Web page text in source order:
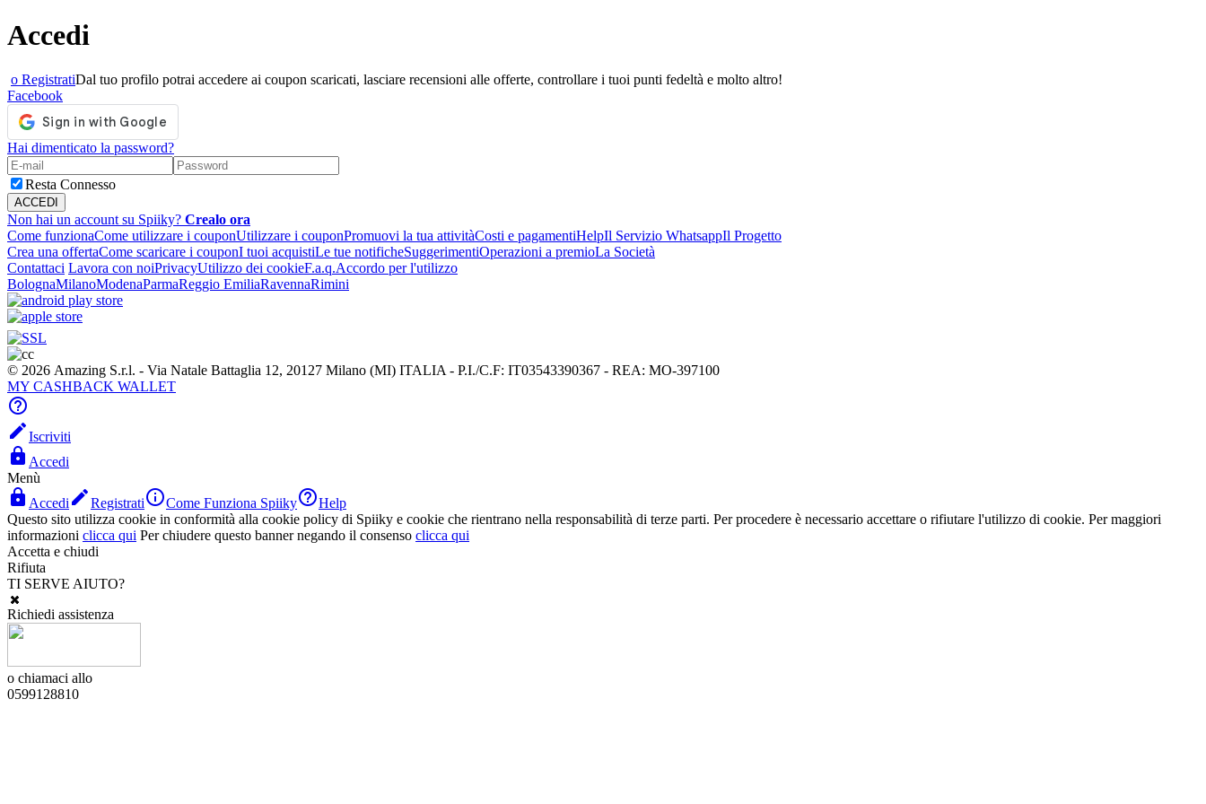
Accedi
o RegistratiDal tuo profilo potrai accedere ai coupon scaricati, lasciare recensioni alle offerte, controllare i tuoi punti fedeltà e molto altro!
Facebook
Hai dimenticato la password?
Resta Connesso
Non hai un account su Spiiky? Crealo ora
Come funzionaCome utilizzare i couponUtilizzare i couponPromuovi la tua attivitàCosti e pagamentiHelpIl Servizio WhatsappIl Progetto
Crea una offertaCome scaricare i couponI tuoi acquistiLe tue notificheSuggerimentiOperazioni a premioLa Società
Contattaci Lavora con noiPrivacyUtilizzo dei cookieF.a.q.Accordo per l'utilizzo
BolognaMilanoModenaParmaReggio EmiliaRavennaRimini
© 2026 Amazing S.r.l. - Via Natale Battaglia 12, 20127 Milano (MI) ITALIA - P.I./C.F: IT03543390367 - REA: MO-397100
MY CASHBACK WALLET

Iscriviti
 Accedi
Menù
 Accedi RegistratiCome Funziona SpiikyHelp
Questo sito utilizza cookie in conformità alla cookie policy di Spiiky e cookie che rientrano nella responsabilità di terze parti. Per procedere è necessario accettare o rifiutare l'utilizzo di cookie. Per maggiori
informazioni clicca qui Per chiudere questo banner negando il consenso clicca qui
Accetta e chiudi
Rifiuta
TI SERVE AIUTO?
Richiedi assistenza
o chiamaci allo
0599128810